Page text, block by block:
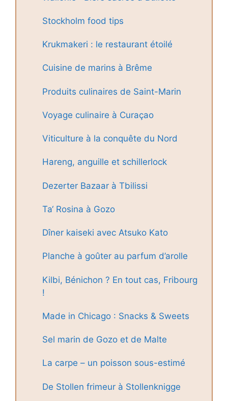
Stockholm food tips
Krukmakeri : le restaurant étoilé
Cuisine de marins à Brême
Produits culinaires de Saint-Marin
Voyage culinaire à Curaçao
Viticulture à la conquête du Nord
Hareng, anguille et schillerlock
Dezerter Bazaar à Tbilissi
Ta‘ Rosina à Gozo
Dîner kaiseki avec Atsuko Kato
Planche à goûter au parfum d’arolle
Kilbi, Bénichon ? En tout cas, Fribourg
!
Made in Chicago : Snacks & Sweets
Sel marin de Gozo et de Malte
La carpe – un poisson sous-estimé
De Stollen frimeur à Stollenknigge